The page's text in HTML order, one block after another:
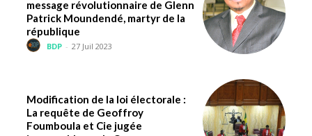
message révolutionnaire de Glenn
Patrick Moundendé, martyr de la
république
BDP - 27 Juil 2023
Modification de la loi électorale :
La requête de Geoffroy
Foumboula et Cie jugée